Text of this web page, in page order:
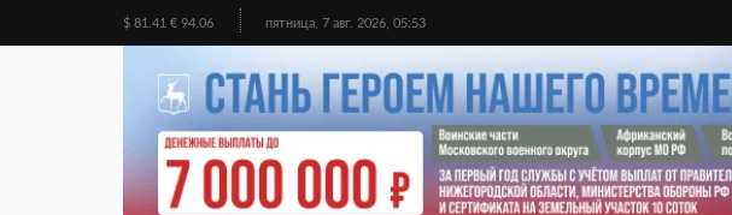
$ 81.41 € 94.06 пятница, 7 авг. 2026, 05:53